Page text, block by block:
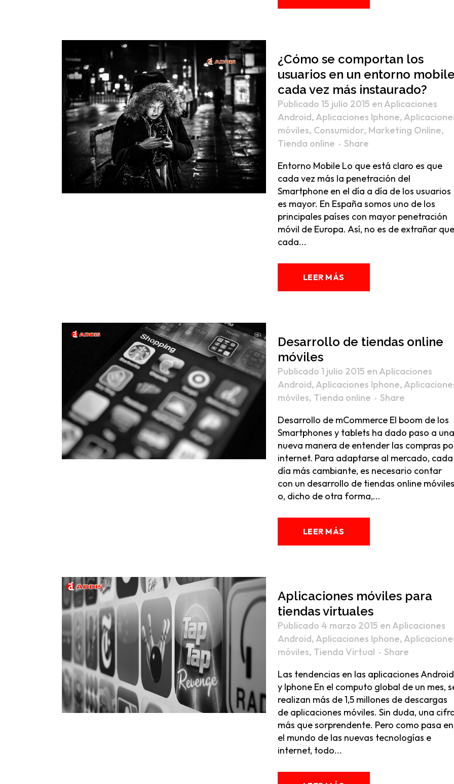
¿Cómo se comportan los
usuarios en un entorno
cada vez más instaurado?
Publicado 15 julio 2015 en Aplicaciones
Android, Aplicaciones Iphone,
móviles, Consumidor, Marketing Online,
Tienda online
Share
Entorno Mobile Lo que está claro es que
cada vez más la penetración del
Smartphone en el día a día de los usuarios
es mayor. En España somos uno de los
principales países con mayor penetración
móvil de Europa. Así, no es de extrañar que
cada...
LEER MÁS
Desarrollo de tiendas online
móviles
Publicado 1 julio 2015 en Aplicaciones
Android, Aplicaciones Iphone,
móviles, Tienda online
Share
Desarrollo de mCommerce El boom de los
Smartphones y tablets ha dado paso a una
nueva manera de entender las compras
internet. Para adaptarse al mercado, cada
día más cambiante, es necesario contar
con un desarrollo de tiendas online móviles
o, dicho de otra forma,...
LEER MÁS
Aplicaciones móviles para
tiendas virtuales
Publicado 4 marzo 2015 en Aplicaciones
Android, Aplicaciones Iphone,
móviles, Tienda Virtual
Share
Las tendencias en las aplicaciones Android
y Iphone En el computo global de un mes,
realizan más de 1,5 millones de descargas
de aplicaciones móviles. Sin duda, una
más que sorprendente. Pero como pasa en
el mundo de las nuevas tecnologías e
internet, todo...
Agencia Shopify
Soporte y Mantenimiento Shopify
Agencia Marketing Digital en Valencia
Webs corporativas
Desarrollos a medida
Apps Android iOS
Apps Smart TV
Marketing Digital
Partners
Canal de denuncias
Política de Cookies
Política de Privacidad
Aviso Legal